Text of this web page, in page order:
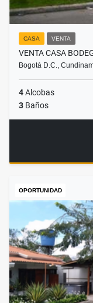
CASA VENTA
VENTA CASA
Bogotá D.C.,
4Alcobas
3 Baños
OPORTUNIDAD